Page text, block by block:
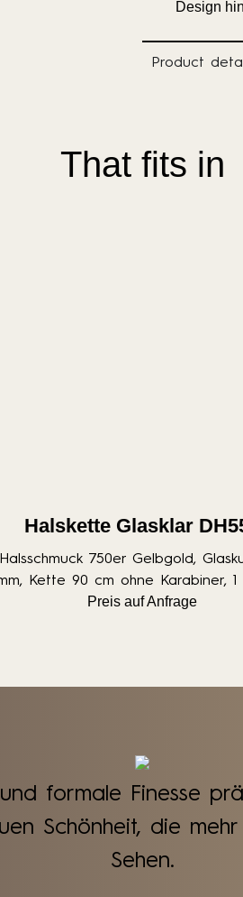
Design
Product
That fits in
Halskette Glasklar
Halsschmuck 750er Gelbgold,
Kette 90 cm ohne Karabiner, 1
Preis auf Anfrage
formale Finesse
Schönheit, die
Sehen.